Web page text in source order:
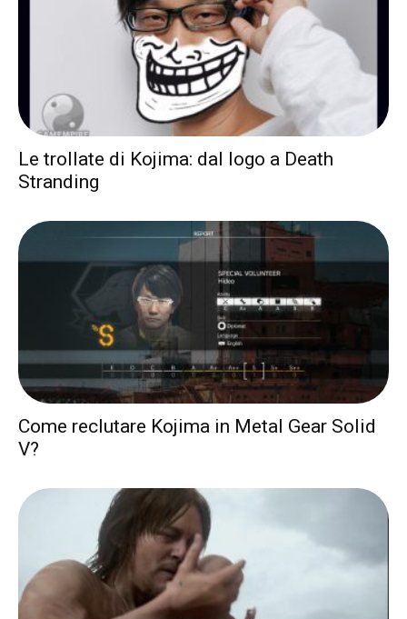
Le trollate di Kojima: dal logo a Death
Stranding
Come reclutare Kojima in Metal Gear Solid
V?